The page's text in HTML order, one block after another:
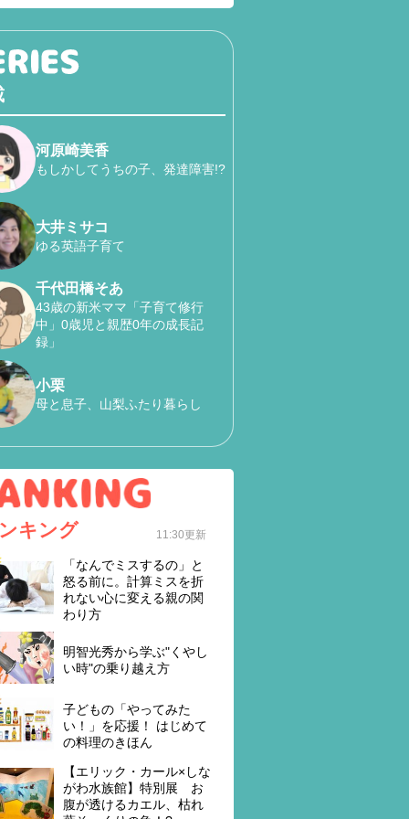
河原崎美香
もしかしてうちの子、発達障害!?
大井ミサコ
ゆる英語子育て
千代田橋そあ
43歳の新米ママ「子育て修行
中」0歳児と親歴0年の成長記
録」
小栗
母と息子、山梨ふたり暮らし
キング 11:30更新
「なんでミスするの」と
怒る前に。計算ミスを折
れない心に変える親の関
わり方
明智光秀から学ぶ"くやし
い時"の乗り越え方
子どもの「やってみた
い！」を応援！ はじめて
の料理のきほん
【エリック・カール×しな
がわ水族館】特別展 お
腹が透けるカエル、枯れ